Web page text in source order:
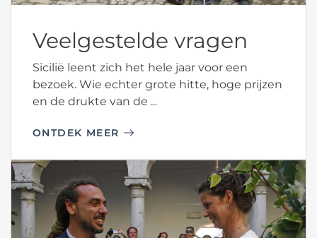
Veelgestelde vragen
Sicilië leent zich het hele jaar voor een
bezoek. Wie echter grote hitte, hoge prijzen
en de drukte van de ...
ONTDEK MEER